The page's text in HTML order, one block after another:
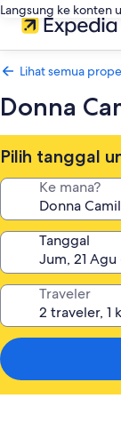
Langsung ke konten
Lihat semua
Donna
Pilih tanggal
Ke mana?
Tanggal
Traveler